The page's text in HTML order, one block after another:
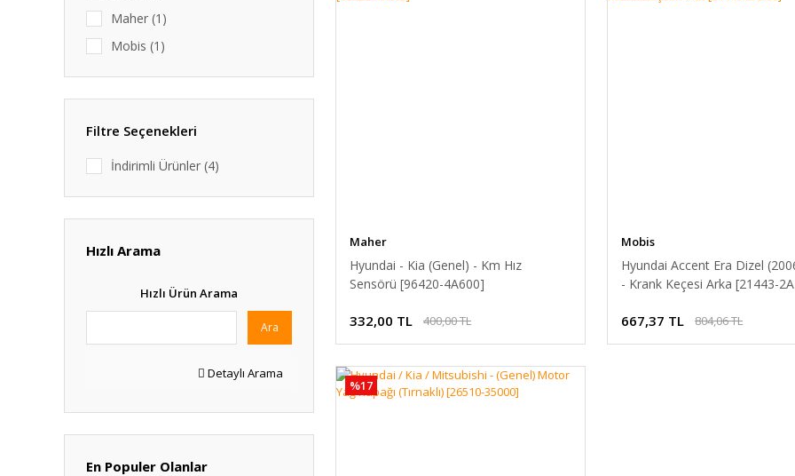
Maher (1)
Mobis (1)
Filtre Seçenekleri
İndirimli Ürünler (4)
Hızlı Arama
Hızlı Ürün Arama
Ara
Detaylı Arama
En Populer Olanlar
Maher
Hyundai - Kia (Genel) - Km Hız
Sensörü [96420-4A600]
332,00 TL 400,00 TL
Mobis
Hyundai Accent Era Dizel
- Krank Keçesi Arka [21443-
667,37 TL 804,06 TL
%17